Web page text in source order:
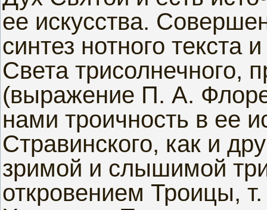
ее искусства.
синтез нотного
Света трисолнечного,
(выражение П. А.
нами троичность в ее
Стравинского, как и
зримой и слышимой
откровением Троицы,